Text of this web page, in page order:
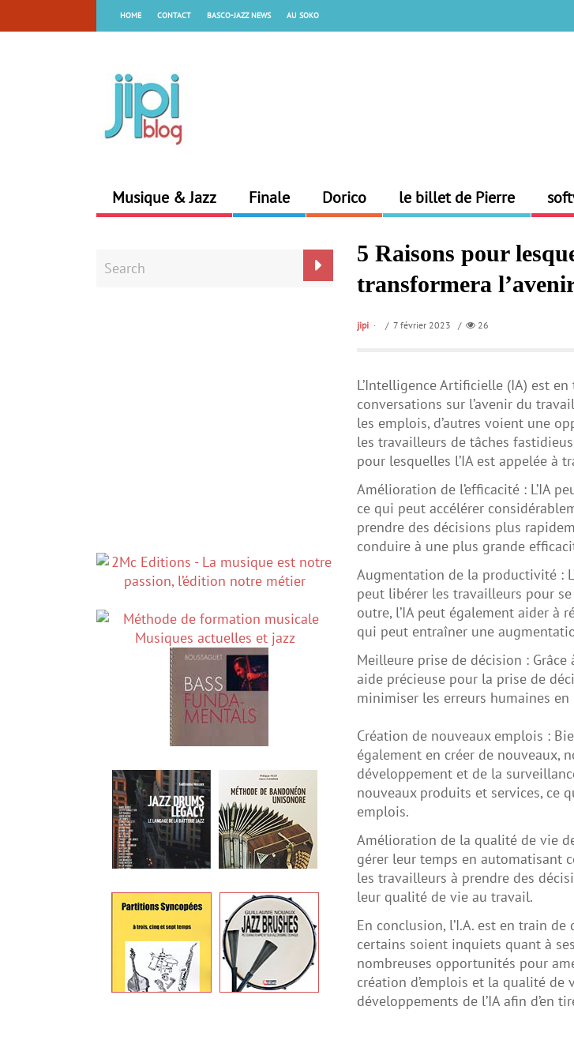
HOME CONTACT BASCO-JAZZ NEWS AU SOKO
Musique & Jazz Finale Dorico le billet de Pierre
5 Raisons pour
transformera
jipi / 7 février 2023 / 26
L’Intelligence Artificielle (IA) est
conversations sur l’avenir du
les emplois, d’autres voient une
les travailleurs de tâches
pour lesquelles l’IA est appelée à
Amélioration de l’efficacité : L’IA
ce qui peut accélérer
prendre des décisions plus
conduire à une plus grande
Augmentation de la productivité :
peut libérer les travailleurs pour
outre, l’IA peut également aider à
qui peut entraîner une
Meilleure prise de décision : Grâce
aide précieuse pour la prise de
minimiser les erreurs humaines
Création de nouveaux emplois :
également en créer de nouveaux,
développement et de la
nouveaux produits et services, ce
emplois.
Amélioration de la qualité de vie
gérer leur temps en automatisant
les travailleurs à prendre des
leur qualité de vie au travail.
En conclusion, l’I.A. est en train
certains soient inquiets quant à
nombreuses opportunités pour
création d’emplois et la qualité
développements de l’IA afin d’en